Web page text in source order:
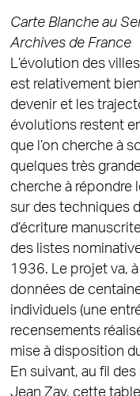
Carte Blanche au
Archives de France
L’évolution des
est relativement
devenir et les
évolutions restent
que l’on cherche à
quelques très
cherche à répondre
sur des techniques
d’écriture
des listes
1936. Le projet va,
données de
individuels (une
recensements
mise à disposition
En suivant, au fil
Jean Zay, cette